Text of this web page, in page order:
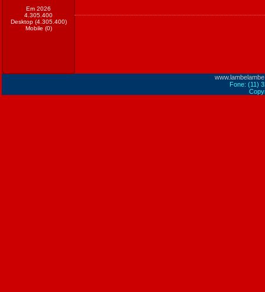
Em 2026
4.305.400
Desktop (4.305.400)
Mobile (0)
Fone: (11)